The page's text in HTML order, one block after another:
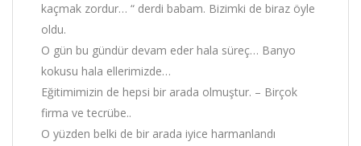
kaçmak zordur… “ derdi babam. Bizimki de biraz öyle
oldu.
O gün bu gündür devam eder hala süreç… Banyo
kokusu hala ellerimizde…
Eğitimimizin de hepsi bir arada olmuştur. – Birçok
firma ve tecrübe..
O yüzden belki de bir arada iyice harmanlandı